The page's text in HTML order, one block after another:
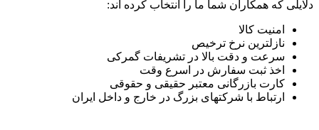
دلایلی که همکاران شما ما را انتخاب کرده اند:
امنیت کالا
نازلترین نرخ ترخیص
سرعت و دقت بالا در تشریفات گمرکی
اخذ ثبت سفارش در اسرع وقت
کارت بازرگانی معتبر حقیقی و حقوقی
ارتباط با شرکتهای بزرگ در خارج و داخل ایران